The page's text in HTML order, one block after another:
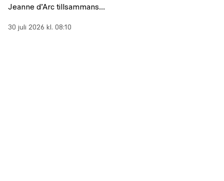
Jeanne d’Arc tillsammans...
30 juli 2026 kl. 08:10